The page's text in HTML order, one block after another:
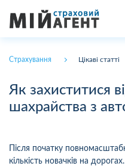
Страхування Цікаві статті
Як захиститися
шахрайства з
Після початку
кількість новачків на